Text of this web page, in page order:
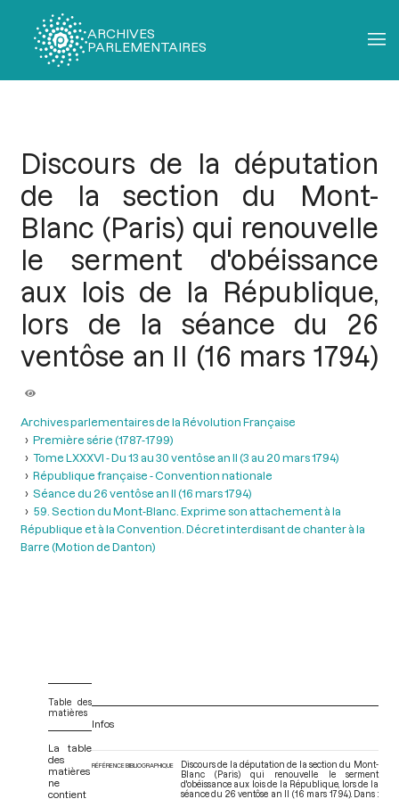
ARCHIVES
PARLEMENTAIRES
Discours de la députation
de la section du Mont-
Blanc (Paris) qui renouvelle
le serment d'obéissance
aux lois de la République,
lors de la séance du 26
ventôse an II (16 mars 1794)
Archives parlementaires de la Révolution Française
Première série (1787-1799)
Tome LXXXVI - Du 13 au 30 ventôse an II (3 au 20 mars 1794)
République française - Convention nationale
Séance du 26 ventôse an II (16 mars 1794)
59. Section du Mont-Blanc. Exprime son attachement à la
République et à la Convention. Décret interdisant de chanter à la
Barre (Motion de Danton)
Table des
matières
La table
des
matières
ne
contient
Infos
RÉFÉRENCE BIBLIOGRAPHIQUE
Discours de la députation de la section du Mont-
Blanc (Paris) qui renouvelle le serment
d'obéissance aux lois de la République, lors de la
séance du 26 ventôse an II (16 mars 1794). Dans :